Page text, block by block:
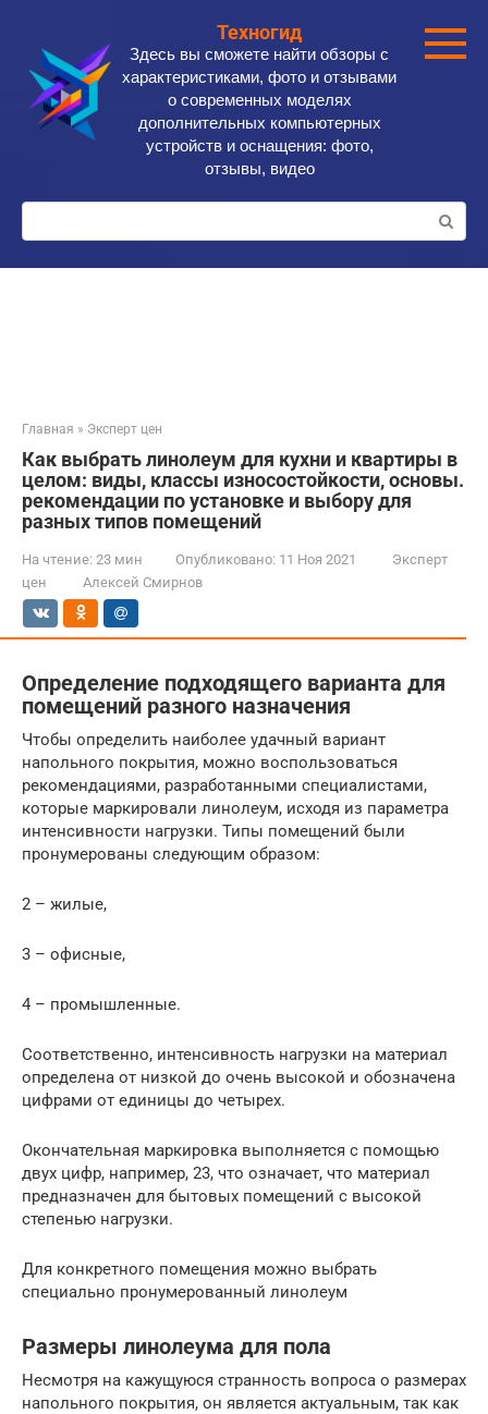
контенту
Техногид
Здесь вы сможете найти обзоры с
характеристиками, фото и отзывами
о современных моделях
дополнительных компьютерных
устройств и оснащения: фото,
отзывы, видео
Поиск:
Главная » Эксперт цен
Как выбрать линолеум для кухни и квартиры в
целом: виды, классы износостойкости, основы.
рекомендации по установке и выбору для
разных типов помещений
На чтение: 23 мин Опубликовано: 11 Ноя 2021
Эксперт
цен
Алексей Смирнов
Определение подходящего варианта для
помещений разного назначения
Чтобы определить наиболее удачный вариант
напольного покрытия, можно воспользоваться
рекомендациями, разработанными специалистами,
которые маркировали линолеум, исходя из параметра
интенсивности нагрузки. Типы помещений были
пронумерованы следующим образом:
2 – жилые,
3 – офисные,
4 – промышленные.
Соответственно, интенсивность нагрузки на материал
определена от низкой до очень высокой и обозначена
цифрами от единицы до четырех.
Окончательная маркировка выполняется с помощью
двух цифр, например, 23, что означает, что материал
предназначен для бытовых помещений с высокой
степенью нагрузки.
Для конкретного помещения можно выбрать
специально пронумерованный линолеум
Размеры линолеума для пола
Несмотря на кажущуюся странность вопроса о размерах
напольного покрытия, он является актуальным, так как